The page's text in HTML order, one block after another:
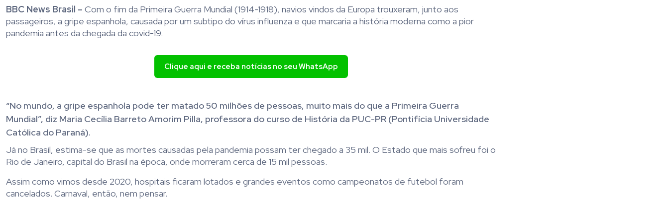
BBC News Brasil – Com o fim da Primeira Guerra Mundial (1914-1918), navios vindos da Europa trouxeram, junto aos
passageiros, a gripe espanhola, causada por um subtipo do vírus influenza e que marcaria a história moderna como a pior
pandemia antes da chegada da covid-19.
Clique aqui e receba notícias no seu WhatsApp
“No mundo, a gripe espanhola pode ter matado 50 milhões de pessoas, muito mais do que a Primeira Guerra
Mundial”, diz Maria Cecília Barreto Amorim Pilla, professora do curso de História da PUC-PR (Pontifícia Universidade
Católica do Paraná).
Já no Brasil, estima-se que as mortes causadas pela pandemia possam ter chegado a 35 mil. O Estado que mais sofreu foi o
Rio de Janeiro, capital do Brasil na época, onde morreram cerca de 15 mil pessoas.
Assim como vimos desde 2020, hospitais ficaram lotados e grandes eventos como campeonatos de futebol foram
cancelados. Carnaval, então, nem pensar.